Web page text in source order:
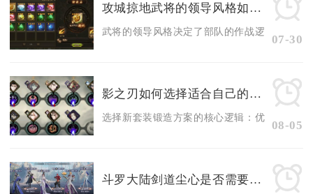
攻城掠地武将的领导风格如何影响战局
武将的领导风格决定了部队的作战逻辑与阵型
07-30
影之刃如何选择适合自己的新套装锻造方案
选择新套装锻造方案的核心逻辑：优先匹配自
08-05
斗罗大陆剑道尘心是否需要加点提升实力